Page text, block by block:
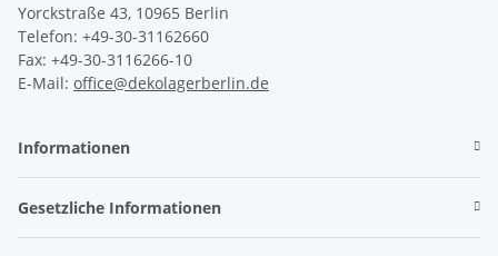
Yorckstraße 43, 10965 Berlin
Telefon: +49-30-31162660
Fax: +49-30-3116266-10
E-Mail: office@dekolagerberlin.de
Informationen
Gesetzliche Informationen